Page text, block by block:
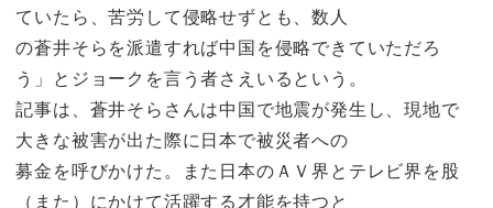
ていたら、苦労して侵略せずとも、数人
の蒼井そらを派遣すれば中国を侵略できていただろ
う」とジョークを言う者さえいるという。
記事は、蒼井そらさんは中国で地震が発生し、現地で
大きな被害が出た際に日本で被災者への
募金を呼びかけた。また日本のＡＶ界とテレビ界を股
（また）にかけて活躍する才能を持つと